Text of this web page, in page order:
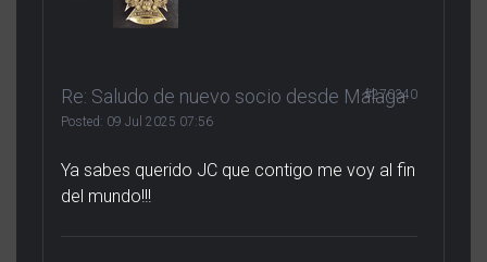
Re: Saludo de nuevo socio desde Málaga
Posted: 09 Jul 2025 07:56
#270340
Ya sabes querido JC que contigo me voy al fin
del mundo!!!